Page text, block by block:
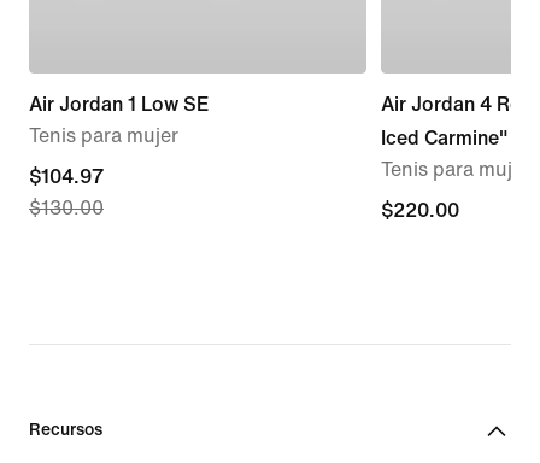
Air Jordan 1 Low SE
Tenis para mujer
current
price
$130.00
$104.97
$130.00
Air Jordan 4
Iced Carmine"
Tenis para mujer
$220.00
$220.00
Recursos